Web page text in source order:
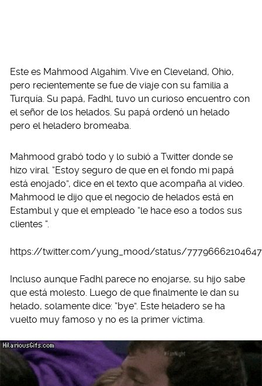
Este es Mahmood Algahim. Vive en Cleveland, Ohio,
pero recientemente se fue de viaje con su familia a
Turquía. Su papá, Fadhl, tuvo un curioso encuentro con
el señor de los helados. Su papá ordenó un helado
pero el heladero bromeaba.
Mahmood grabó todo y lo subió a Twitter donde se
hizo viral. “Estoy seguro de que en el fondo mi papá
está enojado”, dice en el texto que acompaña al video.
Mahmood le dijo que el negocio de helados está en
Estambul y que el empleado “le hace eso a todos sus
clientes “.
https://twitter.com/yung_mood/status/
Incluso aunque Fadhl parece no enojarse, su hijo sabe
que está molesto. Luego de que finalmente le dan su
helado, solamente dice: “bye”. Este heladero se ha
vuelto muy famoso y no es la primer víctima.